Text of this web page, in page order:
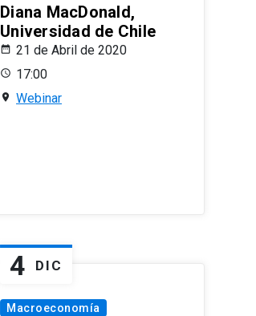
Diana MacDonald,
Universidad de Chile
21 de Abril de 2020
17:00
Webinar
4 DIC
Macroeconomía